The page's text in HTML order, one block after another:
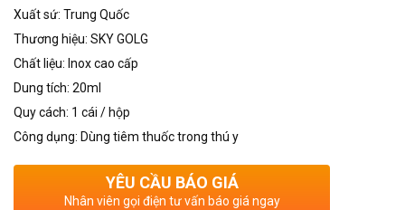
Xuất sứ: Trung Quốc
Thương hiệu: SKY GOLG
Chất liệu: Inox cao cấp
Dung tích: 20ml
Quy cách: 1 cái / hộp
Công dụng: Dùng tiêm thuốc trong thú y
YÊU CẦU BÁO GIÁ
Nhân viên gọi điện tư vấn báo giá ngay